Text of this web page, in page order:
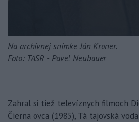
Na archívnej snímke Ján Kroner.
Foto: TASR - Pavel Neubauer
Zahral si tiež televíznych filmoch
Čierna ovca (1985), Tá tajovská